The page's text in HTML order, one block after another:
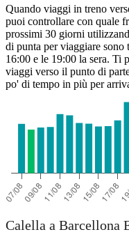
Quando viaggi in treno
puoi controllare con quale
prossimi 30 giorni
di punta per viaggiare sono
16:00 e le 19:00 la sera. Ti
viaggi verso il punto di
po' di tempo in più per
Calella a Barcellona